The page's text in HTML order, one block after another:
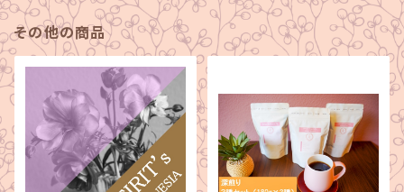
その他の商品